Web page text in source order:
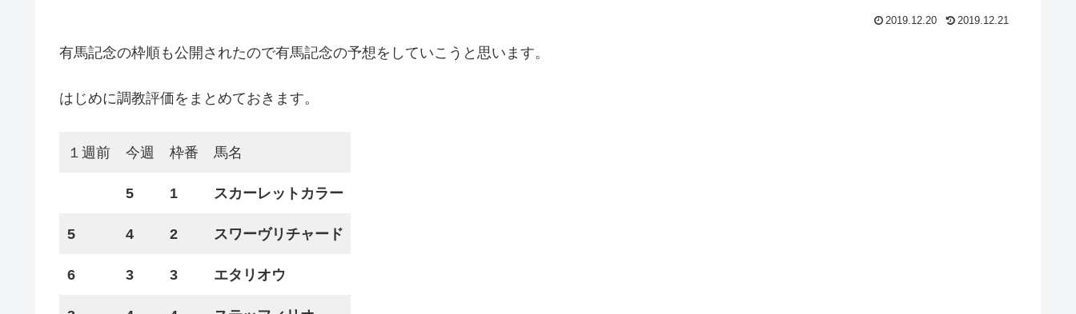
2019.12.20 2019.12.21
有馬記念の枠順も公開されたので有馬記念の予想をしていこうと思います。
はじめに調教評価をまとめておきます。
１週前 今週 枠番 馬名
5 1 スカーレットカラー
5 4 2 スワーヴリチャード
6 3 3 エタリオウ